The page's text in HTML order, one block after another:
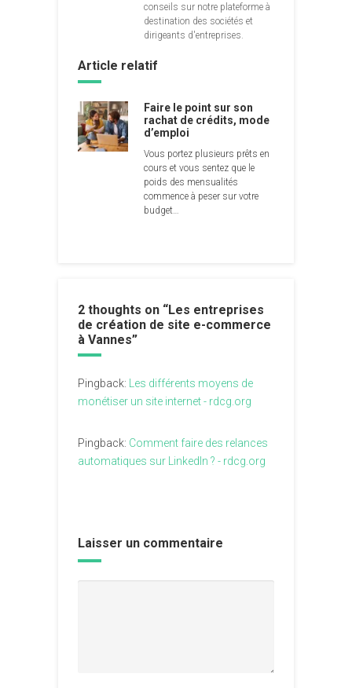
conseils sur notre plateforme à
destination des sociétés et
dirigeants d'entreprises.
Article relatif
Faire le point sur son
rachat de crédits, mode
d’emploi
Vous portez plusieurs prêts en
cours et vous sentez que le
poids des mensualités
commence à peser sur votre
budget…
2 thoughts on “Les entreprises
de création de site e-commerce
à Vannes”
Pingback: Les différents moyens de
monétiser un site internet - rdcg.org
Pingback: Comment faire des relances
automatiques sur LinkedIn ? - rdcg.org
Laisser un commentaire